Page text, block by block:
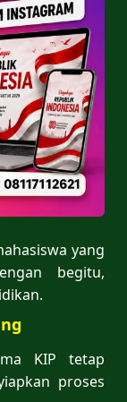
yang
begitu,
KIP tetap
proses